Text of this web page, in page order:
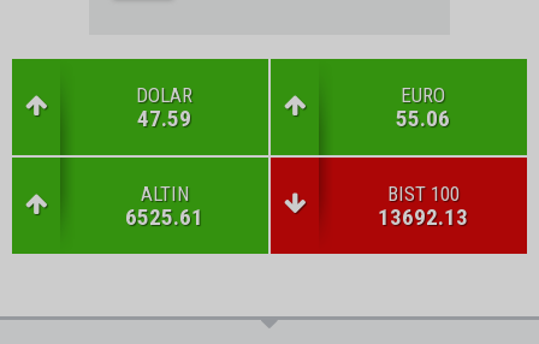
DOLAR
47.59
EURO
55.06
ALTIN
6525.61
BIST 100
13692.13